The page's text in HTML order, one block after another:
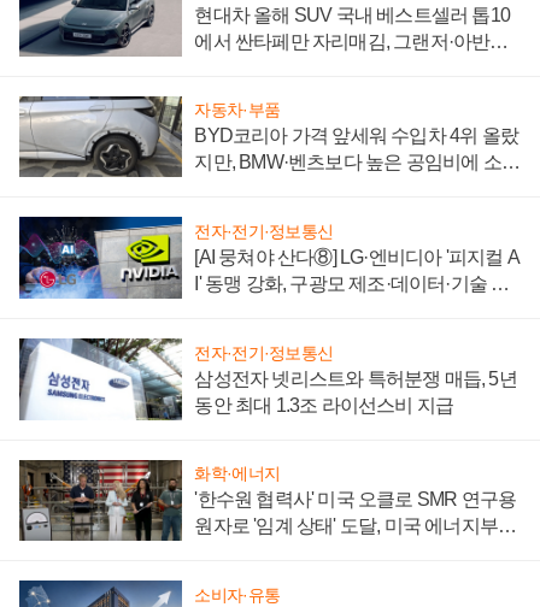
현대차 올해 SUV 국내 베스트셀러 톱10
에서 싼타페만 자리매김, 그랜저·아반떼
자동차·부품
BYD코리아 가격 앞세워 수입차 4위 올랐
지만, BMW·벤츠보다 높은 공임비에 소비
전자·전기·정보통신
[AI 뭉쳐야 산다⑧] LG·엔비디아 '피지컬 A
I' 동맹 강화, 구광모 제조·데이터·기술 결
전자·전기·정보통신
삼성전자 넷리스트와 특허분쟁 매듭, 5년
동안 최대 1.3조 라이선스비 지급
화학·에너지
'한수원 협력사' 미국 오클로 SMR 연구용
원자로 '임계 상태' 도달, 미국 에너지부
소비자·유통